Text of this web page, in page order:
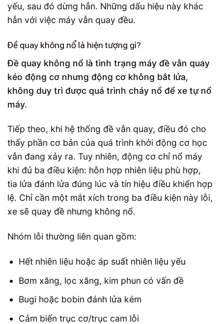
yếu, sau đó dừng hẳn. Những dấu hiệu này khác
hẳn với việc máy vẫn quay đều.
Đề quay không nổ là hiện tượng gì?
Đề quay không nổ là tình trạng máy đề vẫn quay
kéo động cơ nhưng động cơ không bắt lửa,
không duy trì được quá trình cháy nổ để xe tự nổ
máy.
Tiếp theo, khi hệ thống đề vẫn quay, điều đó cho
thấy phần cơ bản của quá trình khởi động cơ học
vẫn đang xảy ra. Tuy nhiên, động cơ chỉ nổ máy
khi đủ ba điều kiện: hỗn hợp nhiên liệu phù hợp,
tia lửa đánh lửa đúng lúc và tín hiệu điều khiển hợp
lệ. Chỉ cần một mắt xích trong ba điều kiện này lỗi,
xe sẽ quay đề nhưng không nổ.
Nhóm lỗi thường liên quan gồm:
Hết nhiên liệu hoặc áp suất nhiên liệu yếu
Bơm xăng, lọc xăng, kim phun có vấn đề
Bugi hoặc bobin đánh lửa kém
Cảm biến trục cơ/trục cam lỗi